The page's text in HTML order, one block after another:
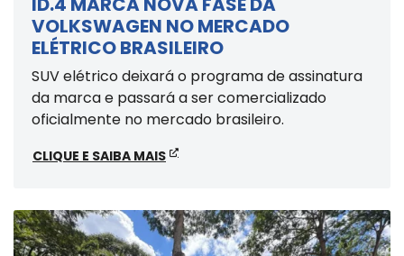
VOLKSWAGEN NO MERCADO
ELÉTRICO BRASILEIRO
SUV elétrico deixará o programa de assinatura
da marca e passará a ser comercializado
oficialmente no mercado brasileiro.
CLIQUE E SAIBA MAIS